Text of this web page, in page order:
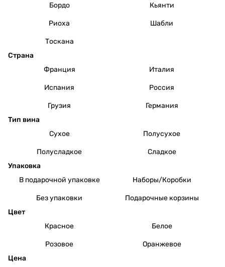
Бордо
Кьянти
Риоха Шабли
Тоскана
Страна
Франция
Италия
Испания Россия
Грузия
Германия
Тип вина
Сухое
Полусухое
Полусладкое
Сладкое
Упаковка
В подарочной упаковке
Наборы/Коробки
Без упаковки
Подарочные корзины
Цвет
Красное
Белое
Розовое
Оранжевое
Цена